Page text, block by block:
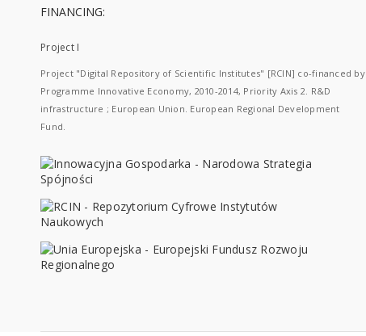
FINANCING:
Project I
Project "Digital Repository of Scientific Institutes" [RCIN] co-financed by
Programme Innovative Economy, 2010-2014, Priority Axis 2. R&D
infrastructure ; European Union. European Regional Development
Fund.